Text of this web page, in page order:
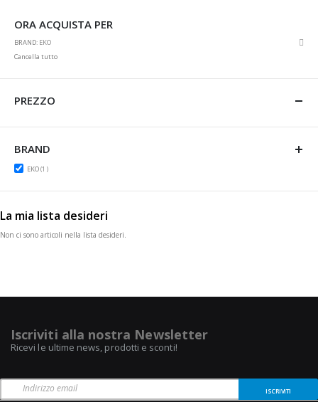
ORA ACQUISTA PER
BRAND EKO
Cancella tutto
PREZZO
BRAND
EKO1item
La mia lista desideri
Non ci sono articoli nella lista desideri.
Iscriviti alla nostra Newsletter
Ricevi le ultime news, prodotti e sconti!
ISCRIVITI